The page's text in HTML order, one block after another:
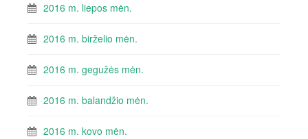
2016 m. liepos mėn.
2016 m. birželio mėn.
2016 m. gegužės mėn.
2016 m. balandžio mėn.
2016 m. kovo mėn.